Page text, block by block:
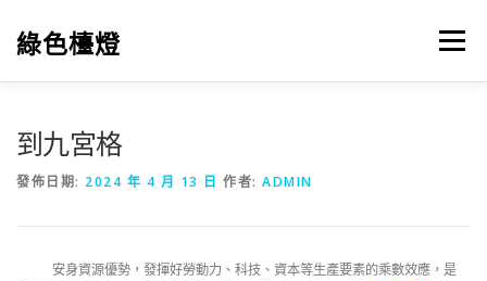
綠色檯燈 選單
到九宮格
發佈日期: 2024 年 4 月 13 日 作者: ADMIN
安身資源優勢，發揮好勞動力、科技、資本等生產要素的乘數效應，是